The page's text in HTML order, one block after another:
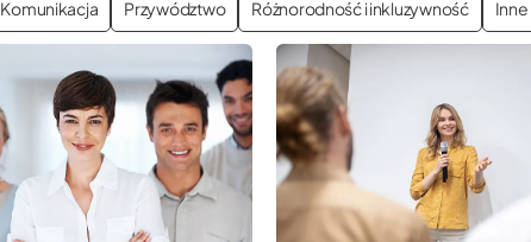
Komunikacja Przywództwo Różnorodność i inkluzywność Inne